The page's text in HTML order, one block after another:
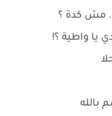
.. مش كدة ؟
يا واطية ؟!
بالله